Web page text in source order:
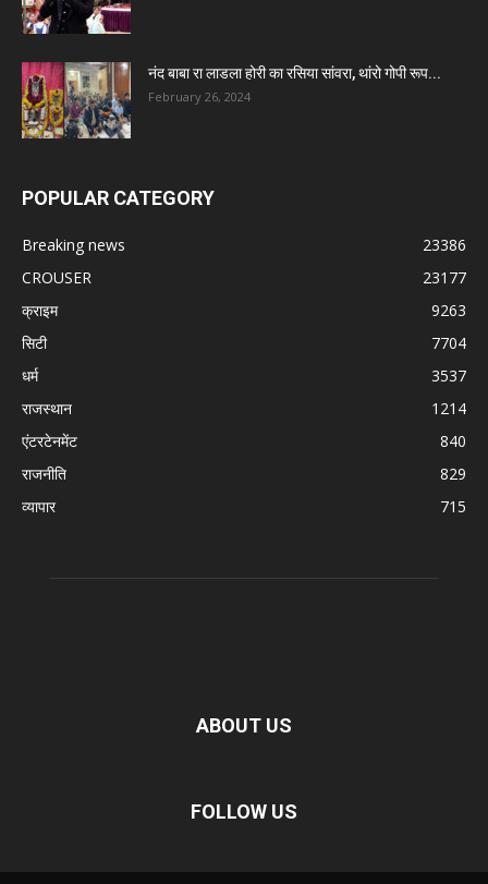
नंद बाबा रा लाडला होरी का रसिया सांवरा, थांरो गोपी रूप...
February 26, 2024
POPULAR CATEGORY
Breaking news
23386
CROUSER
23177
क्राइम
9263
सिटी
7704
धर्म
3537
राजस्थान
1214
एंटरटेनमेंट
840
राजनीति
829
व्यापार
715
ABOUT US
FOLLOW US